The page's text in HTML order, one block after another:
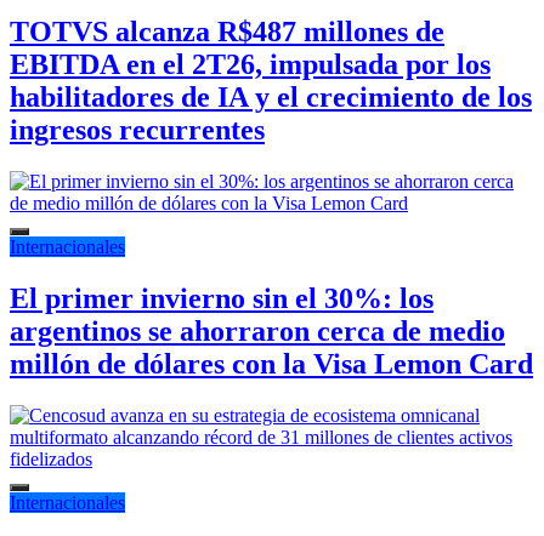
TOTVS alcanza R$487 millones de
EBITDA en el 2T26, impulsada por los
habilitadores de IA y el crecimiento de los
ingresos recurrentes
Internacionales
El primer invierno sin el 30%: los
argentinos se ahorraron cerca de medio
millón de dólares con la Visa Lemon Card
Internacionales